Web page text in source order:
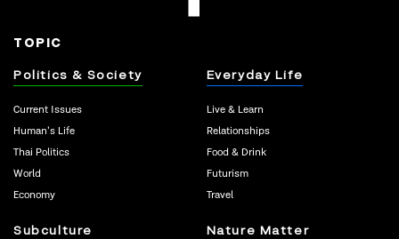
TOPIC
Politics & Society
Current Issues
Human’s Life
Thai Politics
World
Economy
Everyday Life
Live & Learn
Relationships
Food & Drink
Futurism
Travel
Subculture Nature Matter